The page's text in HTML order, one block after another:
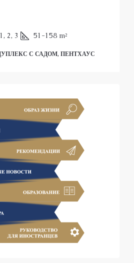
1, 2 48-187 m²
ДУПЛЕКС С САДОМ, ПЕНТХАУС